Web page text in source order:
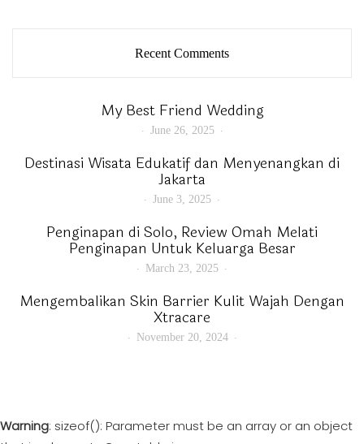
Recent Comments
My Best Friend Wedding
June 26, 2025
Destinasi Wisata Edukatif dan Menyenangkan di
Jakarta
June 3, 2025
Penginapan di Solo, Review Omah Melati
Penginapan Untuk Keluarga Besar
March 23, 2025
Mengembalikan Skin Barrier Kulit Wajah Dengan
Xtracare
November 20, 2024
Warning: sizeof(): Parameter must be an array or an object